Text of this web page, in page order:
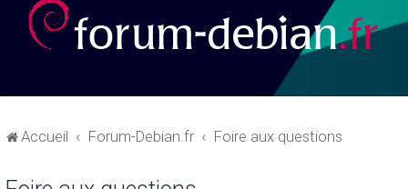
Accueil Forum-Debian.fr Foire aux questions